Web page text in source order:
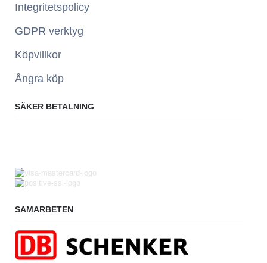
Integritetspolicy
GDPR verktyg
Köpvillkor
Ångra köp
SÄKER BETALNING
SAMARBETEN